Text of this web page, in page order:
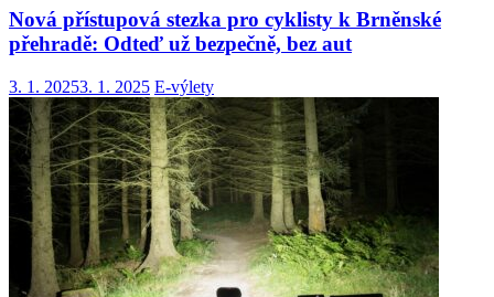
Nová přístupová stezka pro cyklisty k Brněnské
přehradě: Odteď už bezpečně, bez aut
3. 1. 20253. 1. 2025 E-výlety